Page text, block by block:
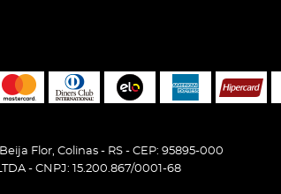
Beija Flor, Colinas- RS- CEP: 95895-000
- CNPJ: 15.200.867/0001-68